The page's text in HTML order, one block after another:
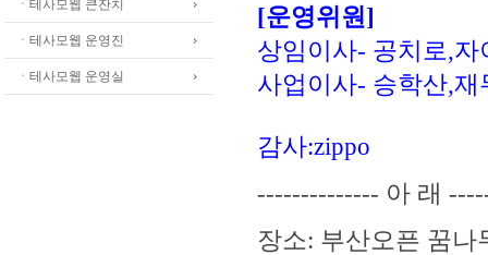
ㆍ테사모웹 큰잔치
ㆍ테사모웹 운영진
ㆍ테사모웹 운영실
[운영위원]
상임이사- 공치로,자
사업이사- 승학산,
감사:zippo
-------------- 아 래
장소: 부산오픈 꿈